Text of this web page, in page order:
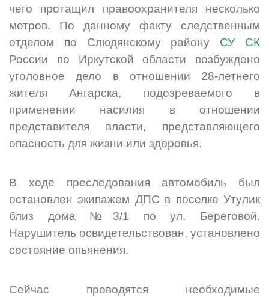
чего протащил правоохранителя несколько
метров. По данному факту следственным
отделом по Слюдянскому району СУ СК
России по Иркутской области возбуждено
уголовное дело в отношении 28-летнего
жителя Ангарска, подозреваемого в
применении насилия в отношении
представителя власти, представляющего
опасность для жизни или здоровья.
В ходе преследования автомобиль был
остановлен экипажем ДПС в поселке Утулик
близ дома №3/1 по ул. Береговой.
Нарушитель освидетельствован, установлено
состояние опьянения.
Сейчас проводятся необходимые